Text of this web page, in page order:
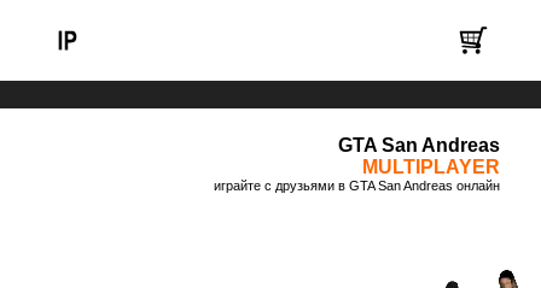
GTA San Andreas
MULTIPLAYER
играйте с друзьями в GTA San Andreas онлайн